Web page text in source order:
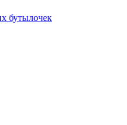
бутылочек